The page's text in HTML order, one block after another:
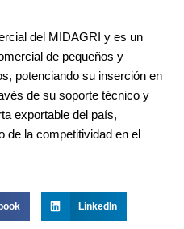
del MIDAGRI y es un
de pequeños y
potenciando su inserción en
de su soporte técnico y
exportable del país,
de la competitividad en el
LinkedIn